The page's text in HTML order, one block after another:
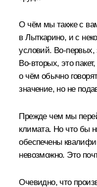
О чём мы также с
в Лыткарино, и с
условий.
Во‑вторых, это
о чём обычно
значение, но не
Прежде чем мы
климата. Но что бы
обеспечены
невозможно. Это
Очевидно, что